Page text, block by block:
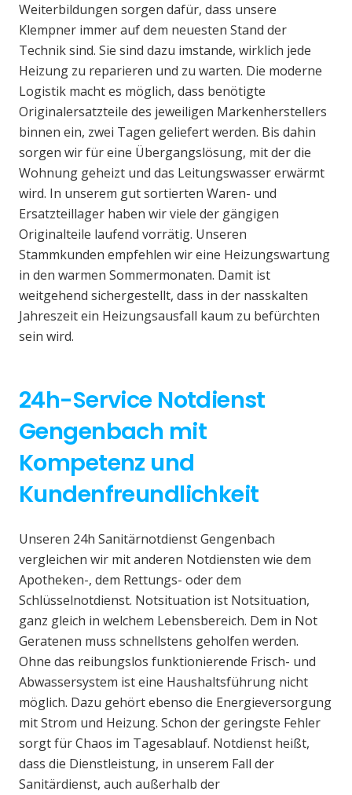
Weiterbildungen sorgen dafür, dass unsere
Klempner immer auf dem neuesten Stand der
Technik sind. Sie sind dazu imstande, wirklich jede
Heizung zu reparieren und zu warten. Die moderne
Logistik macht es möglich, dass benötigte
Originalersatzteile des jeweiligen Markenherstellers
binnen ein, zwei Tagen geliefert werden. Bis dahin
sorgen wir für eine Übergangslösung, mit der die
Wohnung geheizt und das Leitungswasser erwärmt
wird. In unserem gut sortierten Waren- und
Ersatzteillager haben wir viele der gängigen
Originalteile laufend vorrätig. Unseren
Stammkunden empfehlen wir eine Heizungswartung
in den warmen Sommermonaten. Damit ist
weitgehend sichergestellt, dass in der nasskalten
Jahreszeit ein Heizungsausfall kaum zu befürchten
sein wird.
24h-Service Notdienst
Gengenbach mit
Kompetenz und
Kundenfreundlichkeit
Unseren 24h Sanitärnotdienst Gengenbach
vergleichen wir mit anderen Notdiensten wie dem
Apotheken-, dem Rettungs- oder dem
Schlüsselnotdienst. Notsituation ist Notsituation,
ganz gleich in welchem Lebensbereich. Dem in Not
Geratenen muss schnellstens geholfen werden.
Ohne das reibungslos funktionierende Frisch- und
Abwassersystem ist eine Haushaltsführung nicht
möglich. Dazu gehört ebenso die Energieversorgung
mit Strom und Heizung. Schon der geringste Fehler
sorgt für Chaos im Tagesablauf. Notdienst heißt,
dass die Dienstleistung, in unserem Fall der
Sanitärdienst, auch außerhalb der